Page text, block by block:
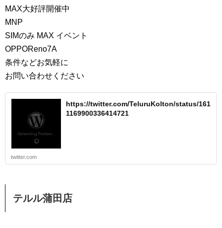
MAX大好評開催中
MNP
SIMのみ MAX イベント
OPPOReno7A
条件などお気軽に
お問い合わせください
https://twitter.com/TeluruKolton/status/161
1169900336414721
twitter.com
テルル蒲田店